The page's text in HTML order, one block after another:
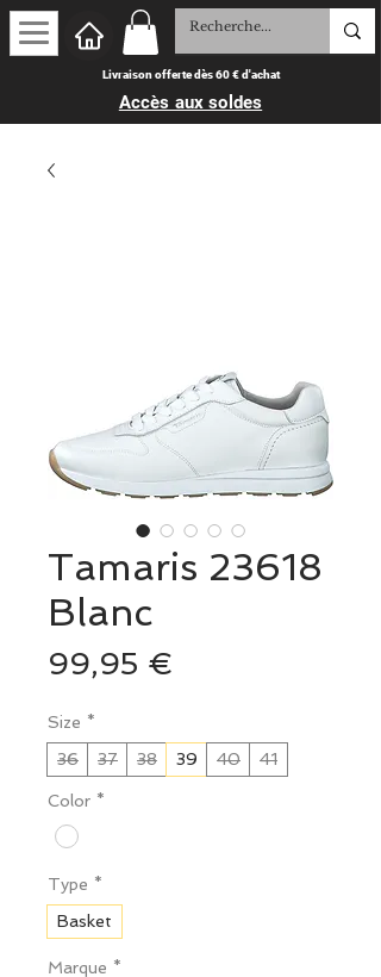
Livraison offerte dès 60 € d'achat
Accès aux soldes
Tamaris 23618
Blanc
99,95 €
Size *
36
37 38 39 40 41
Color *
Type *
Basket
Marque *